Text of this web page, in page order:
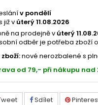
v pondělí
již v úterý 11.08.2026
na prodejně v úterý
odběr je potřeba zboží
nové nerozbalené s
od 79,- při nákupu nad
Sdílet